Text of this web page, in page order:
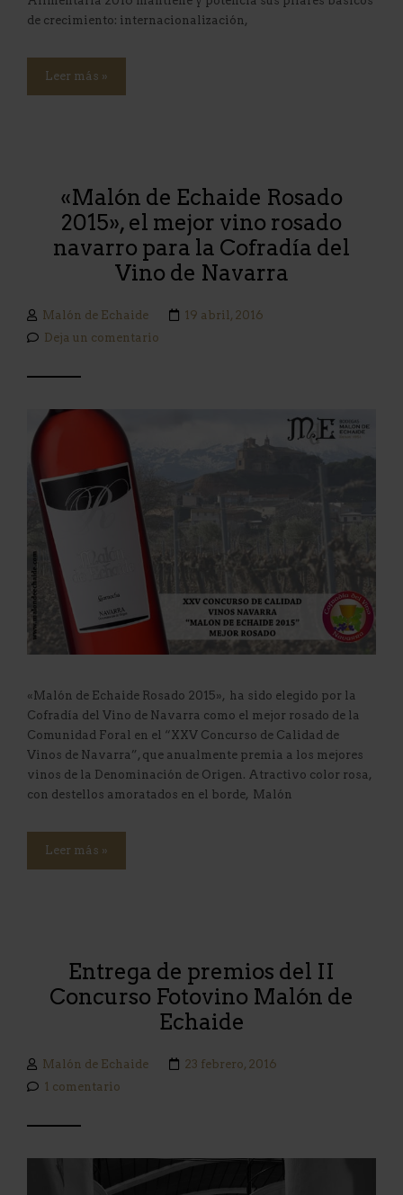
de crecimiento: internacionalización,
Leer más »
«Malón de Echaide Rosado
2015», el mejor vino rosado
navarro para la Cofradía del
Vino de Navarra
Malón de Echaide
19 abril, 2016
Deja un comentario
«Malón de Echaide Rosado 2015», ha sido elegido por la
Cofradía del Vino de Navarra como el mejor rosado de la
Comunidad Foral en el “XXV Concurso de Calidad de
Vinos de Navarra”, que anualmente premia a los mejores
vinos de la Denominación de Origen. Atractivo color rosa,
con destellos amoratados en el borde, Malón
Leer más »
Entrega de premios del II
Concurso Fotovino Malón de
Echaide
Malón de Echaide
23 febrero, 2016
1 comentario